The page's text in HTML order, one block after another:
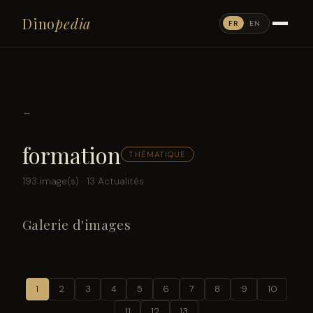
Dinopedia FR EN
←
formation THÉMATIQUE
193 image(s) · 13 Actualités
Galerie d'images
1 2 3 4 5 6 7 8 9
10